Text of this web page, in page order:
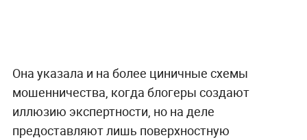
Она указала и на более циничные схемы
мошенничества, когда блогеры создают
иллюзию экспертности, но на деле
предоставляют лишь поверхностную